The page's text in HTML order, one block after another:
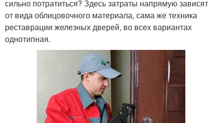
сильно потратиться? Здесь затраты напрямую зависят
от вида облицовочного материала, сама же техника
реставрации железных дверей, во всех вариантах
однотипная.